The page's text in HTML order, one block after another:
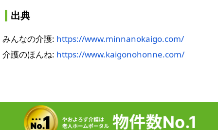
出典
みんなの介護: https://www.minnanokaigo.com/
介護のほんね: https://www.kaigonohonne.com/